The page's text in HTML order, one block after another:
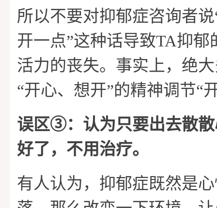
所以不要对抑郁症咨询者
开一点”这种话导致TA抑
活力的丧失。事实上，绝
“开心、想开”的精神调节“
误区➂：认为只要出去散
好了，不用治疗。
有人认为，抑郁症既然是